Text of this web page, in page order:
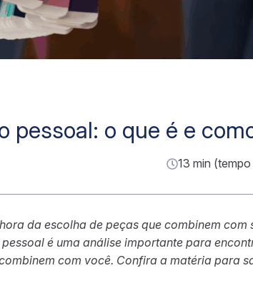
pessoal: o que é e
13 min
da escolha de peças que combinem com
é uma análise importante para
com você. Confira a matéria para